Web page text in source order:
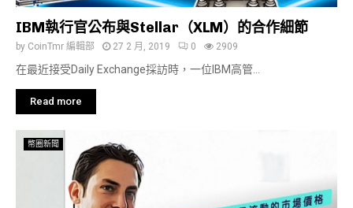
IBM執行官公布與Stellar（XLM）的合作細節
by CoinTmr 編輯部 27 2 月, 2019 0 2909
在最近接受Daily Exchange採訪時，一位IBM高管...
Read more
幣圈新聞